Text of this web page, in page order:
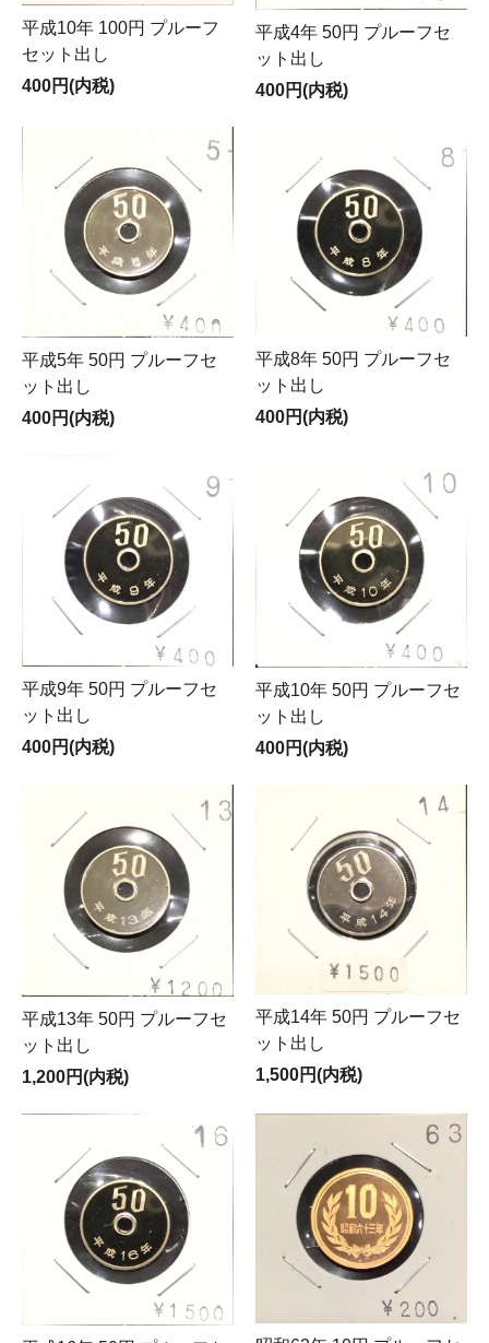
平成10年 100円 プルーフ
セット出し
400円(内税)
平成4年 50円 プルーフセ
ット出し
400円(内税)
平成5年 50円 プルーフセ
ット出し
400円(内税)
平成8年 50円 プルーフセ
ット出し
400円(内税)
平成9年 50円 プルーフセ
ット出し
400円(内税)
平成10年 50円 プルーフセ
ット出し
400円(内税)
平成13年 50円 プルーフセ
ット出し
1,200円(内税)
平成14年 50円 プルーフセ
ット出し
1,500円(内税)